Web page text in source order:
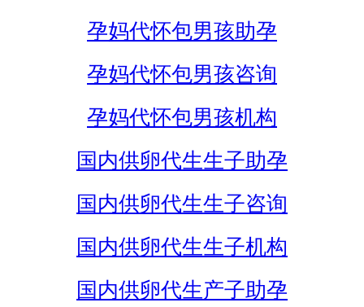
孕妈代怀包男孩助孕
孕妈代怀包男孩咨询
孕妈代怀包男孩机构
国内供卵代生生子助孕
国内供卵代生生子咨询
国内供卵代生生子机构
国内供卵代生产子助孕